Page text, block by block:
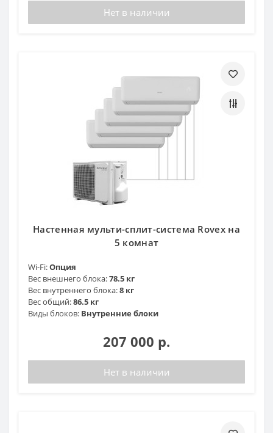
Нет в наличии
Настенная мульти-сплит-система Rovex на
5 комнат
Wi-Fi:Опция
Вес внешнего блока:78.5 кг
Вес внутреннего блока:8 кг
Вес общий:86.5 кг
Виды блоков: Внутренние блоки
207 000 р.
Нет в наличии